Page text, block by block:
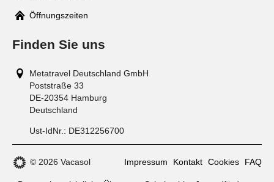
Mail
Öffnungszeiten
Finden Sie uns
Metatravel Deutschland GmbH
Poststraße 33
DE-20354 Hamburg
Deutschland
Ust-IdNr.: DE312256700
© 2026 Vacasol Impressum Kontakt Cookies FAQ